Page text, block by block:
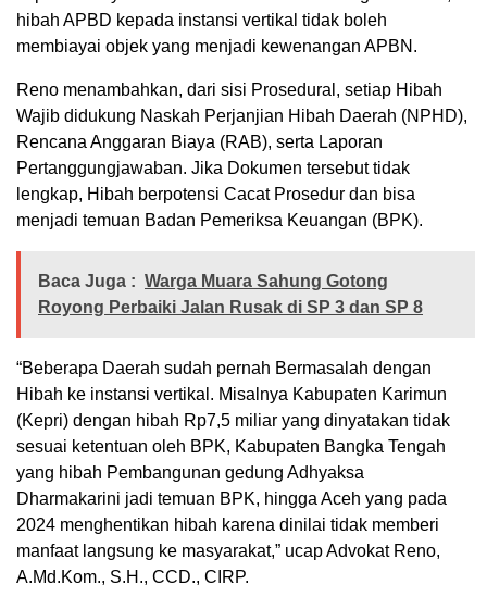
hibah APBD kepada instansi vertikal tidak boleh
membiayai objek yang menjadi kewenangan APBN.
Reno menambahkan, dari sisi Prosedural, setiap Hibah
Wajib didukung Naskah Perjanjian Hibah Daerah (NPHD),
Rencana Anggaran Biaya (RAB), serta Laporan
Pertanggungjawaban. Jika Dokumen tersebut tidak
lengkap, Hibah berpotensi Cacat Prosedur dan bisa
menjadi temuan Badan Pemeriksa Keuangan (BPK).
Baca Juga : Warga Muara Sahung Gotong
Royong Perbaiki Jalan Rusak di SP 3 dan SP 8
“Beberapa Daerah sudah pernah Bermasalah dengan
Hibah ke instansi vertikal. Misalnya Kabupaten Karimun
(Kepri) dengan hibah Rp7,5 miliar yang dinyatakan tidak
sesuai ketentuan oleh BPK, Kabupaten Bangka Tengah
yang hibah Pembangunan gedung Adhyaksa
Dharmakarini jadi temuan BPK, hingga Aceh yang pada
2024 menghentikan hibah karena dinilai tidak memberi
manfaat langsung ke masyarakat,” ucap Advokat Reno,
A.Md.Kom., S.H., CCD., CIRP.